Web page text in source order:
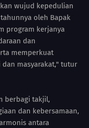
wujud kepedulian
oleh Bapak
program kerjanya
dan
memperkuat
masyarakat," tutur
berbagi takjil,
dan kebersamaan,
antara